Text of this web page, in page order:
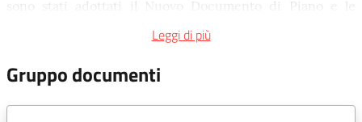
sono stati adottati il Nuovo Documento di Piano e le
vigente Piano di Governo del Territorio, come sotto
Leggi di più
Gruppo documenti